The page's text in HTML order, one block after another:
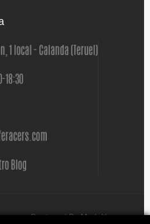
Designed By Modeliko